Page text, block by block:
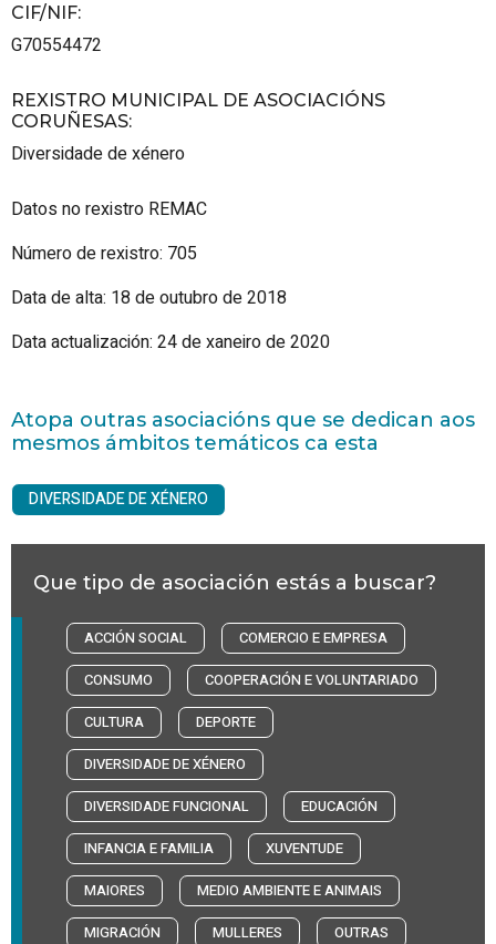
CIF/NIF:
G70554472
REXISTRO MUNICIPAL DE ASOCIACIÓNS
CORUÑESAS:
Diversidade de xénero
Datos no rexistro REMAC
Número de rexistro: 705
Data de alta: 18 de outubro de 2018
Data actualización: 24 de xaneiro de 2020
Atopa outras asociacións que se dedican aos
mesmos ámbitos temáticos ca esta
DIVERSIDADE DE XÉNERO
Que tipo de asociación estás a buscar?
ACCIÓN SOCIAL
COMERCIO E EMPRESA
CONSUMO
COOPERACIÓN E VOLUNTARIADO
CULTURA
DEPORTE
DIVERSIDADE DE XÉNERO
DIVERSIDADE FUNCIONAL
EDUCACIÓN
INFANCIA E FAMILIA
XUVENTUDE
MAIORES
MEDIO AMBIENTE E ANIMAIS
MIGRACIÓN
MULLERES
OUTRAS